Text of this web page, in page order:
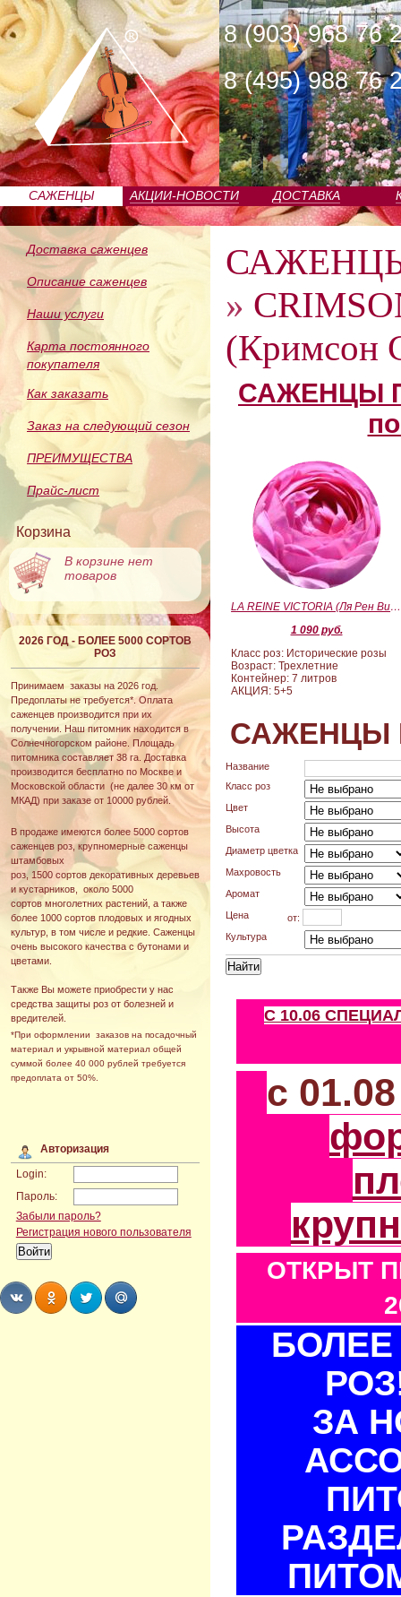
8 (903) 968 76
8 (495) 988 76
САЖЕНЦЫ
ПИТОМНИКА
АКЦИИ-НОВОСТИ ДОСТАВКА
Доставка саженцев
Описание саженцев
Наши услуги
Карта постоянного
покупателя
Как заказать
Заказ на следующий сезон
ПРЕИМУЩЕСТВА
Прайс-лист
Корзина
В корзине нет
товаров
2026 ГОД - БОЛЕЕ 5000 СОРТОВ
РОЗ
Принимаем заказы на 2026 год.
Предоплаты не требуется*. Оплата
саженцев производится при их
получении. Наш питомник находится в
Солнечногорском районе. Площадь
питомника составляет 38 га. Доставка
производится бесплатно по Москве и
Московской области (не далее 30 км от
МКАД) при заказе от 10000 рублей.
В продаже имеются более 5000 сортов
саженцев роз, крупномерные саженцы
штамбовых
роз, 1500 сортов декоративных деревьев
и кустарников, около 5000
сортов многолетних растений, а также
более 1000 сортов плодовых и ягодных
культур, в том числе и редкие. Саженцы
очень высокого качества с бутонами и
цветами.
Также Вы можете приобрести у нас
средства защиты роз от болезней и
вредителей.
*При оформлении заказов на посадочный
материал и укрывной материал общей
суммой более 40 000 рублей требуется
предоплата от 50%.
Авторизация
Login:
Пароль:
Забыли пароль?
Регистрация нового пользователя
»
(Кримсон
САЖЕНЦЫ
LA REINE VICTORIA (Ля Рен Виктория)
1 090 руб.
Класс роз: Исторические розы
Возраст: Трехлетние
Контейнер: 7 литров
АКЦИЯ: 5+5
САЖЕНЦЫ
Название
Класс роз
Цвет
Высота
Диаметр цветка
Махровость
Аромат
Цена
от:
Культура
С 10.06
с
ОТКРЫТ
БОЛЕЕ
ЗА